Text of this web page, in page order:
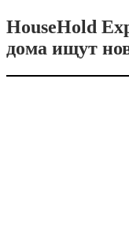
HouseHold
дома ищут